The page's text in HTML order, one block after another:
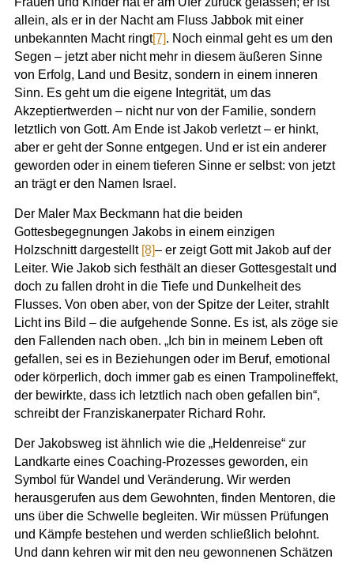
allein, als er in der Nacht am Fluss Jabbok mit einer
unbekannten Macht ringt[7]. Noch einmal geht es um den
Segen – jetzt aber nicht mehr in diesem äußeren Sinne
von Erfolg, Land und Besitz, sondern in einem inneren
Sinn. Es geht um die eigene Integrität, um das
Akzeptiertwerden – nicht nur von der Familie, sondern
letztlich von Gott. Am Ende ist Jakob verletzt – er hinkt,
aber er geht der Sonne entgegen. Und er ist ein anderer
geworden oder in einem tieferen Sinne er selbst: von jetzt
an trägt er den Namen Israel.
Der Maler Max Beckmann hat die beiden
Gottesbegegnungen Jakobs in einem einzigen
Holzschnitt dargestellt [8]– er zeigt Gott mit Jakob auf der
Leiter. Wie Jakob sich festhält an dieser Gottesgestalt und
doch zu fallen droht in die Tiefe und Dunkelheit des
Flusses. Von oben aber, von der Spitze der Leiter, strahlt
Licht ins Bild – die aufgehende Sonne. Es ist, als zöge sie
den Fallenden nach oben. „Ich bin in meinem Leben oft
gefallen, sei es in Beziehungen oder im Beruf, emotional
oder körperlich, doch immer gab es einen Trampolineffekt,
der bewirkte, dass ich letztlich nach oben gefallen bin“,
schreibt der Franziskanerpater Richard Rohr.
Der Jakobsweg ist ähnlich wie die „Heldenreise“ zur
Landkarte eines Coaching-Prozesses geworden, ein
Symbol für Wandel und Veränderung. Wir werden
herausgerufen aus dem Gewohnten, finden Mentoren, die
uns über die Schwelle begleiten. Wir müssen Prüfungen
und Kämpfe bestehen und werden schließlich belohnt.
Und dann kehren wir mit den neu gewonnenen Schätzen